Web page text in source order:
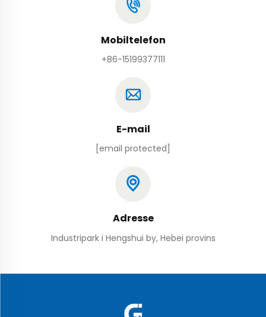
Mobiltelefon
+86-15199377111
E-mail
[email protected]
Adresse
Industripark i Hengshui by, Hebei provins